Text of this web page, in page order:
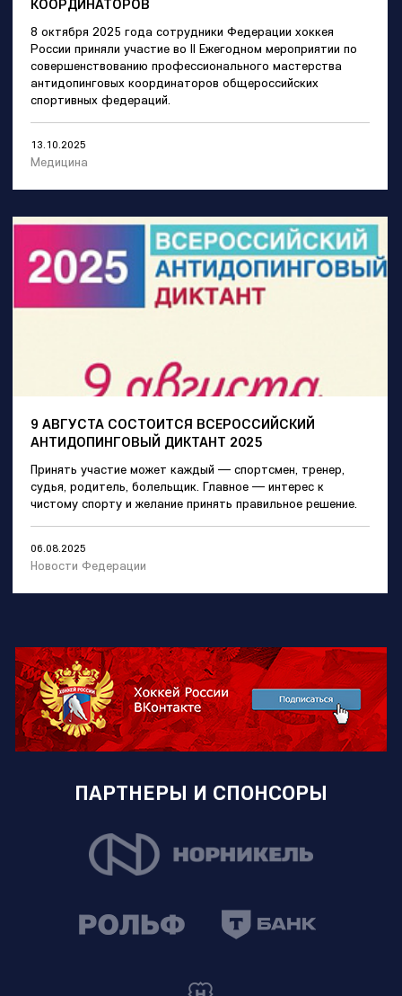
КООРДИНАТОРОВ
8 октября 2025 года сотрудники Федерации хоккея
России приняли участие во II Ежегодном мероприятии по
совершенствованию профессионального мастерства
антидопинговых координаторов общероссийских
спортивных федераций.
13.10.2025
Медицина
9 АВГУСТА СОСТОИТСЯ ВСЕРОССИЙСКИЙ
АНТИДОПИНГОВЫЙ ДИКТАНТ 2025
Принять участие может каждый — спортсмен, тренер,
судья, родитель, болельщик. Главное — интерес к
чистому спорту и желание принять правильное решение.
06.08.2025
Новости Федерации
ПАРТНЕРЫ И СПОНСОРЫ